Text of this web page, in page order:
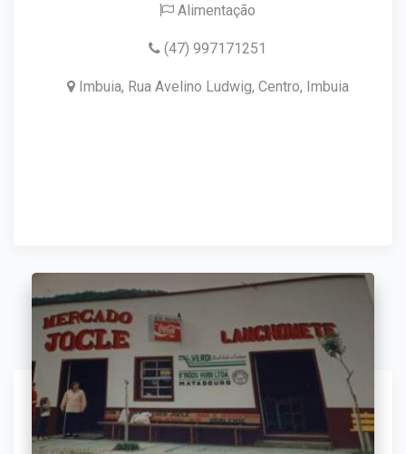
Alimentação
(47) 997171251
Imbuia, Rua Avelino Ludwig, Centro, Imbuia